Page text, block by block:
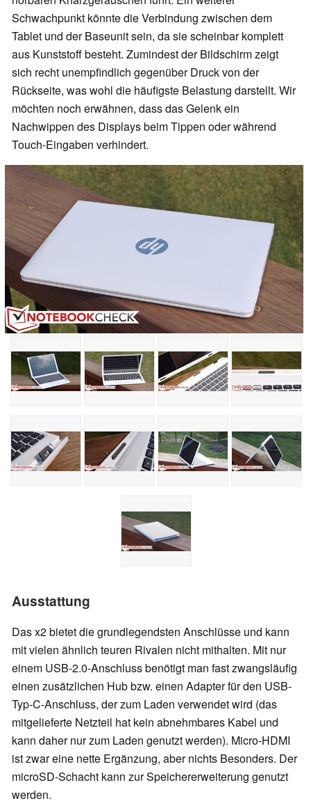
Schwachpunkt könnte die Verbindung zwischen dem
Tablet und der Baseunit sein, da sie scheinbar komplett
aus Kunststoff besteht. Zumindest der Bildschirm zeigt
sich recht unempfindlich gegenüber Druck von der
Rückseite, was wohl die häufigste Belastung darstellt. Wir
möchten noch erwähnen, dass das Gelenk ein
Nachwippen des Displays beim Tippen oder während
Touch-Eingaben verhindert.
Ausstattung
Das x2 bietet die grundlegendsten Anschlüsse und kann
mit vielen ähnlich teuren Rivalen nicht mithalten. Mit nur
einem USB-2.0-Anschluss benötigt man fast zwangsläufig
einen zusätzlichen Hub bzw. einen Adapter für den USB-
Typ-C-Anschluss, der zum Laden verwendet wird (das
mitgelieferte Netzteil hat kein abnehmbares Kabel und
kann daher nur zum Laden genutzt werden). Micro-HDMI
ist zwar eine nette Ergänzung, aber nichts Besonders. Der
microSD-Schacht kann zur Speichererweiterung genutzt
werden.